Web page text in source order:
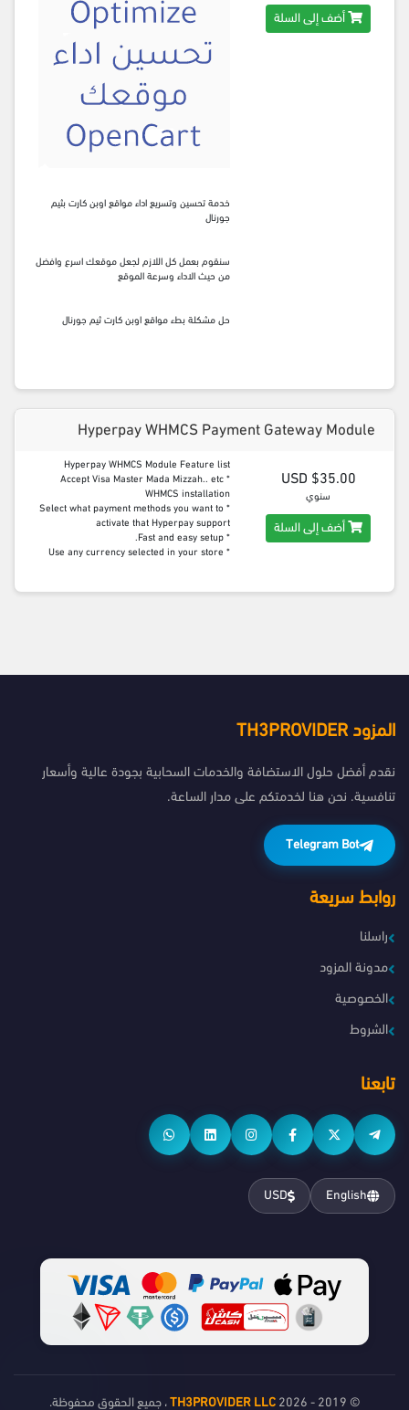
خدمة تحسين وتسريع اداء مواقع اوبن كارت بثيم
جورنال
سنقوم بعمل كل اللازم لجعل موقعك اسرع وافضل
من حيث الاداء وسرعة الموقع
حل مشكلة بطء مواقع اوبن كارت ثيم جورنال
أضف إلى السلة
Hyperpay WHMCS Payment Gateway Module
Hyperpay WHMCS Module Feature list
* Accept Visa Master Mada Mizzah.. etc
WHMCS installation
* Select what payment methods you want to
activate that Hyperpay support
* Fast and easy setup.
* Use any currency selected in your store
$35.00 USD
سنوي
أضف إلى السلة
المزود TH3PROVIDER
نقدم أفضل حلول الاستضافة والخدمات السحابية بجودة عالية وأسعار
تنافسية. نحن هنا لخدمتكم على مدار الساعة.
Telegram Bot
روابط سريعة
راسلنا
مدونة المزود
الخصوصية
الشروط
تابعنا
English
USD
© 2019 - 2026
TH3PROVIDER LLC ، جميع الحقوق محفوظة.